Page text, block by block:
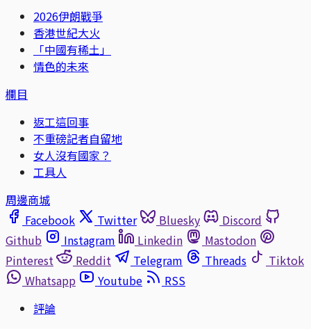
2026伊朗戰爭
香港世紀大火
「中國有稀土」
情色的未來
欄目
返工這回事
不重磅記者自留地
女人沒有國家？
工具人
周邊商城
Facebook
Twitter Bluesky
Discord
Github
Instagram Linkedin
Mastodon
Pinterest
Reddit Telegram Threads
Tiktok
Whatsapp
Youtube
RSS
評論